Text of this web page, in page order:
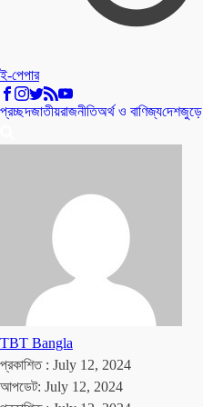
ই-পেপার
প্রচ্ছদজাতীয়রাজনীতিঅর্থ ও বাণিজ্যদেশজুড়ে
TBT Bangla
প্রকাশিত : July 12, 2024
আপডেট: July 12, 2024